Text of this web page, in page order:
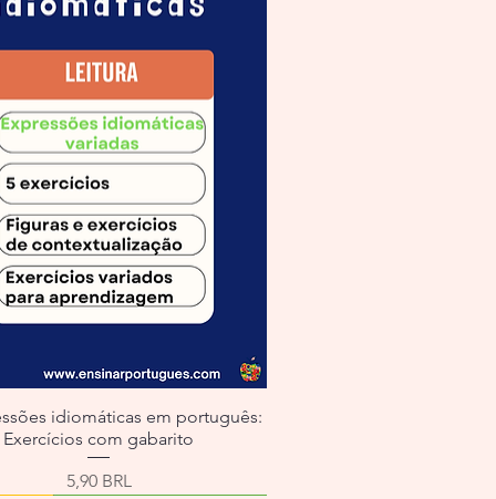
idiomáticas em português:
Exercícios com gabarito
Precio
5,90 BRL